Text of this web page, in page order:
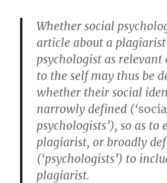
Whether social
article about a
psychologist as
to the self may thus be
whether their social
narrowly defined (‘
psychologists’), so as to
plagiarist, or broadly
(‘psychologists’) to
plagiarist.